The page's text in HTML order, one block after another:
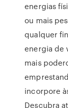
energias
ou mais
qualquer
energia de
mais
incorpore
Descubra